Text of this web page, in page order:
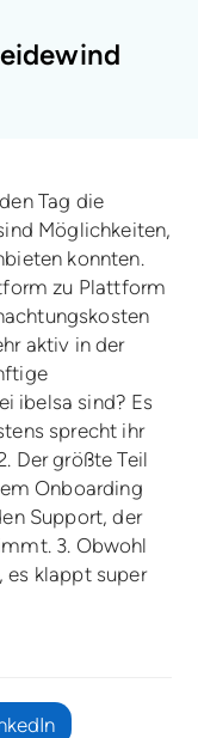
Tag die
Möglichkeiten,
konnten.
zu Plattform
aktiv in der
ibelsa sind? Es
sprecht ihr
Der größte Teil
Onboarding
Support, der
3. Obwohl
es klappt super